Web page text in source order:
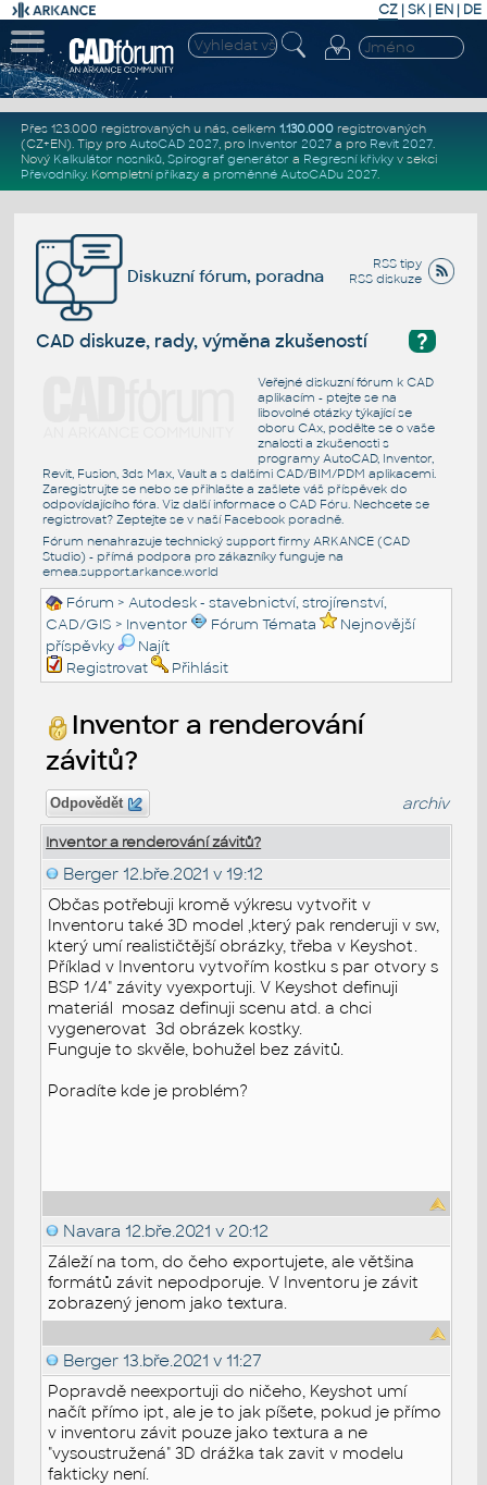
CZ | SK| EN | DE
Přes 123.000 registrovaných u nás, celkem 1.130.000registrovaných
(CZ+EN). Tipy pro AutoCAD 2027, pro Inventor 2027a pro Revit 2027.
Nový Kalkulátor nosníků, Spirograf generátor a Regresní křivkyv sekci
Převodníky. Kompletní příkazya proměnné AutoCADu 2027.
RSS tipy
RSS diskuze
Diskuzní fórum, poradna
?
CAD diskuze, rady, výměna zkušeností
Veřejné diskuzní fórum k CAD
aplikacím - ptejte se na
libovolné otázky týkající se
oboru CAx, podělte se o vaše
znalosti a zkušenosti s
programy AutoCAD, Inventor,
Revit, Fusion, 3ds Max, Vault a s dalšími CAD/BIM/PDM aplikacemi.
Zaregistrujte se nebo se přihlašte a zašlete váš příspěvek do
odpovídajícího fóra. Viz další informace o CAD Fóru. Nechcete se
registrovat? Zeptejte se v naší Facebook poradně.
Fórum nenahrazuje technický support firmy ARKANCE (CAD
Studio) - přímá podpora pro zákazníky funguje na
emea.support.arkance.world
Fórum >Autodesk - stavebnictví, strojírenství,
CAD/GIS > Inventor Fórum Témata
Nejnovější
příspěvky
Najít
Registrovat
Přihlásit
Inventor a renderování
závitů?
Odpovědět archiv
Inventor a renderování závitů?
Berger 12.bře.2021 v 19:12
Občas potřebuji kromě výkresu vytvořit v
Inventoru také 3D model ,který pak renderuji v sw,
který umí realističtější obrázky, třeba v Keyshot.
Příklad v Inventoru vytvořím kostku s par otvory s
BSP 1/4" závity vyexportuji. V Keyshot definuji
materiál mosaz definuji scenu atd. a chci
vygenerovat 3d obrázek kostky.
Funguje to skvěle, bohužel bez závitů.
Poradíte kde je problém?
Navara 12.bře.2021 v 20:12
Záleží na tom, do čeho exportujete, ale většina
formátů závit nepodporuje. V Inventoru je závit
zobrazený jenom jako textura.
Berger 13.bře.2021 v 11:27
Popravdě neexportuji do ničeho, Keyshot umí
načít přímo ipt, ale je to jak píšete, pokud je přímo
v inventoru závit pouze jako textura a ne
"vysoustružená" 3D drážka tak zavit v modelu
fakticky není.